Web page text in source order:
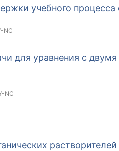
учебного
NC
для уравнения с
NC